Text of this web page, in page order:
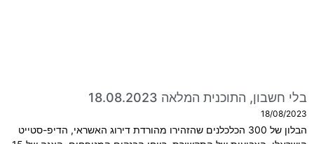
בלי חשבון, התוכנית המלאה 18.08.2023
18/08/2023
הבלון של 300 הכלכלנים שהזהירו מהורדת דירוג האשראי, הדיפ-סטייט